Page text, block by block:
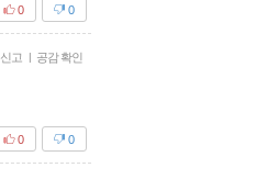
0
0
신고 | 공감 확인
0
0